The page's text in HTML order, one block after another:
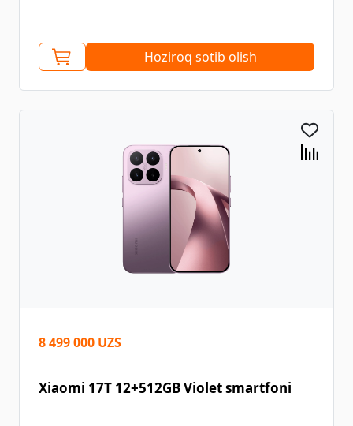
Hoziroq sotib olish
8 499 000 UZS
Xiaomi 17T 12+512GB Violet smartfoni